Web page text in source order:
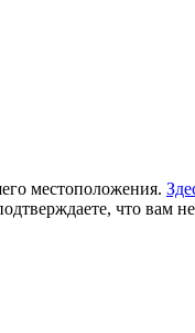
местоположения.
что вам